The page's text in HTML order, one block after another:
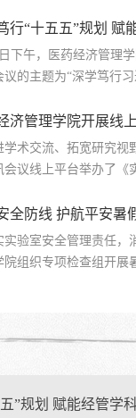
下午，医药经济管理
议的主题为“深学笃行
济管理学院开展线
学术交流、拓宽研究视
会议线上平台举办了《
实验室安全管理责任，
院组织专项检查组开展
”规划 赋能经管学